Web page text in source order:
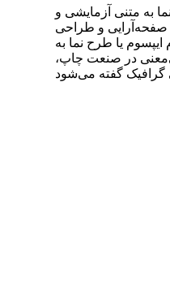
به متنی آزمایشی و
و طراحی
یا طرح‌ نما به
در صنعت چاپ،